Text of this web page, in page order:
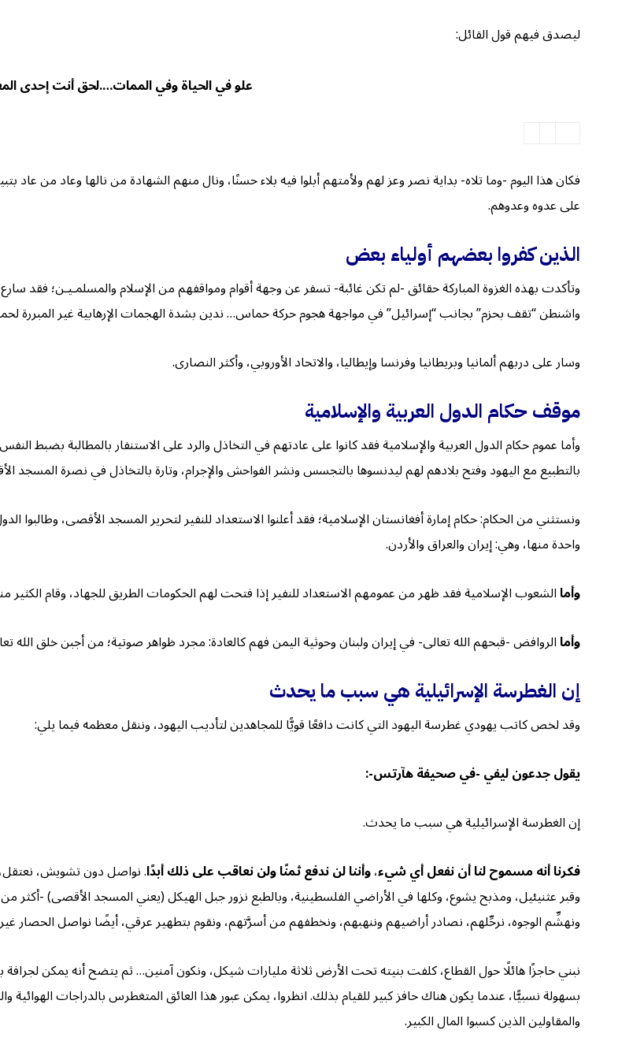
ليصدق فيهم قول القائل:
علو في الحياة وفي الممات….لحق أنت إحدى
فكان هذا اليوم -وما تلاه- بداية نصر وعز لهم ولأمتهم أبلوا فيه بلاء حسنًا، ونال منهم الشهادة من نالها وعاد من عاد
على عدوه وعدوهم.
الذين كفروا بعضهم أولياء بعض
وتأكدت بهذه الغزوة المباركة حقائق -لم تكن غائبة- تسفر عن وجهة أقوام ومواقفهم من الإسلام والمسلمـيـن؛ فقد
واشنطن “تقف بحزم” بجانب “إسرائيل” في مواجهة هجوم حركة حماس… ندين بشدة الهجمات الإرهابية غير المبررة
وسار على دربهم ألمانيا وبريطانيا وفرنسا وإيطاليا، والاتحاد الأوروبي، وأكثر النصارى.
موقف حكام الدول العربية والإسلامية
وأما عموم حكام الدول العربية والإسلامية فقد كانوا على عادتهم في التخاذل والرد على الاستنفار بالمطالبة بضبط
بالتطبيع مع اليهود وفتح بلادهم لهم ليدنسوها بالتجسس ونشر الفواحش والإجرام، وتارة بالتخاذل في نصرة
ونستثني من الحكام: حكام إمارة أفغانستان الإسلامية؛ فقد أعلنوا الاستعداد للنفير لتحرير المسجد الأقصى،
واحدة منها، وهي: إيران والعراق والأردن.
وأماالشعوب الإسلامية فقد ظهر من عمومهم الاستعداد للنفير إذا فتحت لهم الحكومات الطريق للجهاد، وقام الكثير
وأماالروافض -قبحهم الله تعالى- في إيران ولبنان وحوثية اليمن فهم كالعادة: مجرد ظواهر صوتية؛ من أجبن خلق الله
إن الغطرسة الإسرائيلية هي سبب ما يحدث
وقد لخص كاتب يهودي غطرسة اليهود التي كانت دافعًا قويًّا للمجاهدين لتأديب اليهود، وننقل معظمه فيما يلي:
يقول جدعون ليفي -في صحيفة هآرتس-:
إن الغطرسة الإسرائيلية هي سبب ما يحدث.
فكرنا أنه مسموح لنا أن نفعل أي شيء،وأننا لن ندفع ثمنًا ولن نعاقب على ذلك أبدًا. نواصل دون تشويش،
ونهشِّم الوجوه، نرحِّلهم، نصادر أراضيهم وننهبهم، ونخطفهم من أسرَّتهم، ونقوم بتطهير عرقي، أيضًا نواصل الحصار
نبني حاجزًا هائلًا حول القطاع، كلفت بنيته تحت الأرض ثلاثة مليارات شيكل، ونكون آمنين… ثم يتضح أنه يمكن لجرافة
بسهولة نسبيًّا، عندما يكون هناك حافز كبير للقيام بذلك. انظروا، يمكن عبور هذا العائق المتغطرس بالدراجات
والمقاولين الذين كسبوا المال الكبير.